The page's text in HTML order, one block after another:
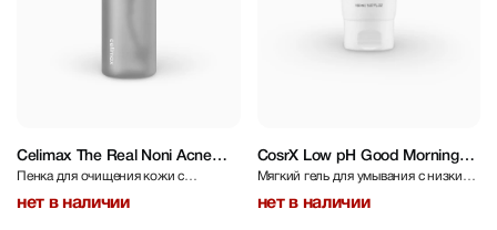
Celimax The Real Noni Acne
Bubble Cleanser 155 ml
Пенка для очищения кожи с
нет в наличии
CosrX Low pH Good Morning
Gel Cleanser 150 ml
Мягкий гель для умывания с низким
нет в наличии